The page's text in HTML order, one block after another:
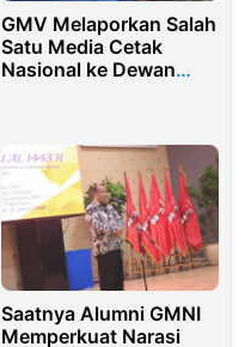
GMV Melaporkan Salah
Satu Media Cetak
Nasional ke Dewan
Saatnya Alumni GMNI
Memperkuat Narasi